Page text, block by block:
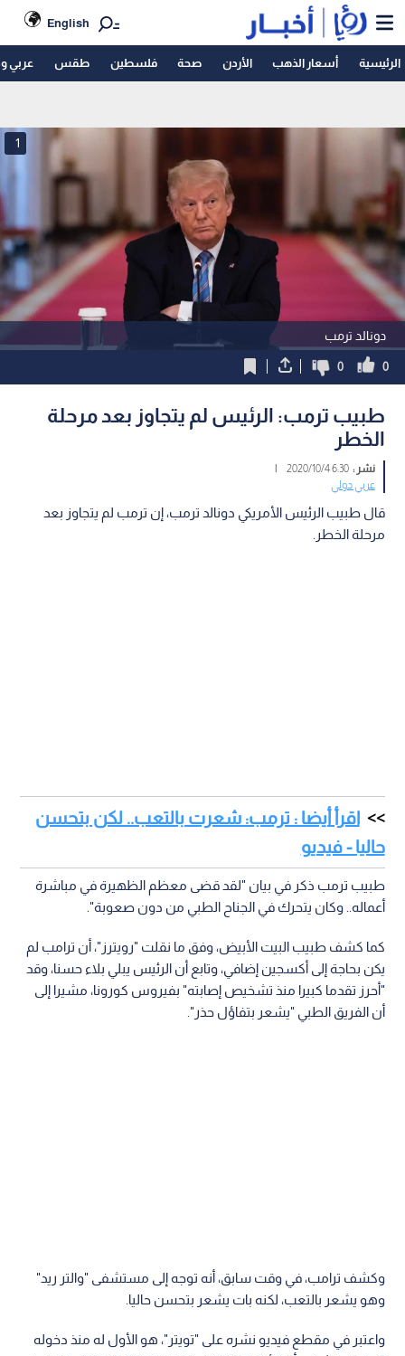
English
الرئيسية أسعار الذهب الأردن صحة فلسطين طقس عربي
دونالد ترمب
1
0
0
طبيب ترمب: الرئيس لم يتجاوز بعد مرحلة
الخطر
نشر :6:30 2020/10/4
|
عربي دولي
قال طبيب الرئيس الأمريكي دونالد ترمب، إن ترمب لم يتجاوز بعد
مرحلة الخطر.
اقرأ أيضا : ترمب: شعرت بالتعب.. لكن بتحسن
حاليا - فيديو
طبيب ترمب ذكر في بيان "لقد قضى معظم الظهيرة في مباشرة
أعماله.. وكان يتحرك في الجناح الطبي من دون صعوبة".
كما كشف طبيب البيت الأبيض، وفق ما نقلت "رويترز"، أن ترامب لم
يكن بحاجة إلى أكسجين إضافي، وتابع أن الرئيس يبلي بلاء حسنا، وقد
"أحرز تقدما كبيرا منذ تشخيص إصابته" بفيروس كورونا، مشيرا إلى
أن الفريق الطبي "يشعر بتفاؤل حذر".
وكشف ترامب، في وقت سابق، أنه توجه إلى مستشفى "والتر ريد"
وهو يشعر بالتعب، لكنه بات يشعر بتحسن حاليا.
واعتبر في مقطع فيديو نشره على "تويتر"، هو الأول له منذ دخوله